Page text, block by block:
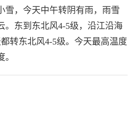
雪，今天中午转阴有雨，雨雪
。东到东北风4-5级，沿江沿海
转东北风4-5级。今天最高温度